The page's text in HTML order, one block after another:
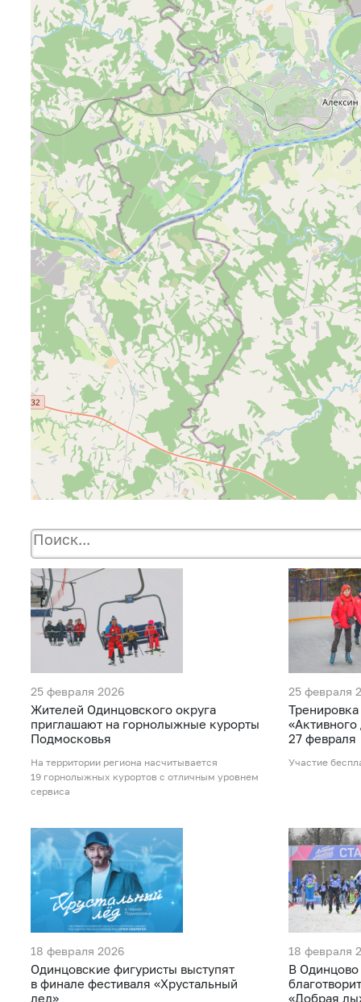
25 февраля 2026
Жителей Одинцовского округа
приглашают на горнолыжные курорты
Подмосковья
На территории региона насчитывается
19 горнолыжных курортов с отличным уровнем
сервиса
25 февраля
Тренировка
27 февраля
Участие
18 февраля 2026
Одинцовские фигуристы выступят
в финале фестиваля «Хрустальный
лед»
18 февраля
В Одинцово
«Добрая